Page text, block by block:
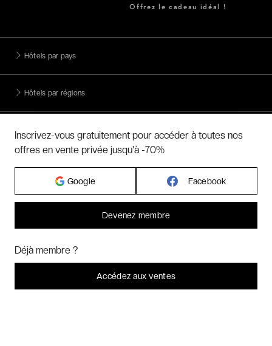
Offrez le cadeau idéal !
Hôtels par pays
Hôtels par régions
Hôtels par villes
Hôtels par villes - internationales
Week-ends exclusifs
Inscrivez-vous gratuitement pour accéder à toutes nos
offres en vente privée jusqu'à -70%
Google Facebook
Devenez membre
Déjà membre ?
Accédez aux ventes
Marketing? Vous pouvez toujours modifier ou retirer votre
Je refuse C'est bon.